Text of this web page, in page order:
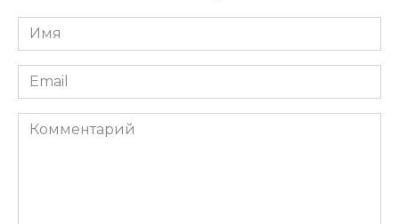
Имя
*
Email
*
Комментарий